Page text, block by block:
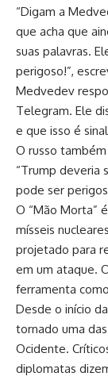
“Digam a
que acha que
suas palavras.
perigoso!”,
Medvedev
Telegram. Ele
e que isso é
O russo
“Trump deveria
pode ser
O “Mão Morta”
mísseis
projetado para
em um ataque.
ferramenta
Desde o início
tornado uma
Ocidente.
diplomatas